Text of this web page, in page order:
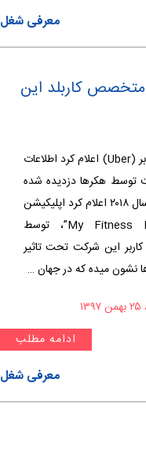
معرفی شغل
متخصص کاربلد این
در سال ۲۰۱۶، تاکسی اینترنتی اوبر (Uber) اعلام کرد اطلاعات
توسط هکرها دزدیده شده
است. Under Armour هم در سال ۲۰۱۸ اعلام کرد اپلیکیشن
مخصوص این شرکت، “My Fitness Pal”، توسط
و ۱۵۰ میلیون کاربر این شرکت تحت تاثیر
نشون میده که در جهان …
ادامه مطلب
معرفی شغل